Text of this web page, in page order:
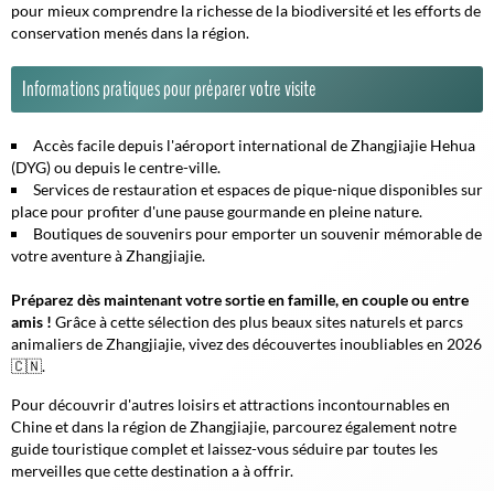
pour mieux comprendre la richesse de la biodiversité et les efforts de
conservation menés dans la région.
Informations pratiques pour préparer votre visite
Accès facile depuis l'aéroport international de Zhangjiajie Hehua
(DYG) ou depuis le centre-ville.
Services de restauration et espaces de pique-nique disponibles sur
place pour profiter d'une pause gourmande en pleine nature.
Boutiques de souvenirs pour emporter un souvenir mémorable de
votre aventure à Zhangjiajie.
Préparez dès maintenant votre sortie en famille, en couple ou entre
amis ! Grâce à cette sélection des plus beaux sites naturels et parcs
animaliers de Zhangjiajie, vivez des découvertes inoubliables en 2026
🇨🇳.
Pour découvrir d'autres loisirs et attractions incontournables en
Chine et dans la région de Zhangjiajie, parcourez également notre
guide touristique complet et laissez-vous séduire par toutes les
merveilles que cette destination a à offrir.